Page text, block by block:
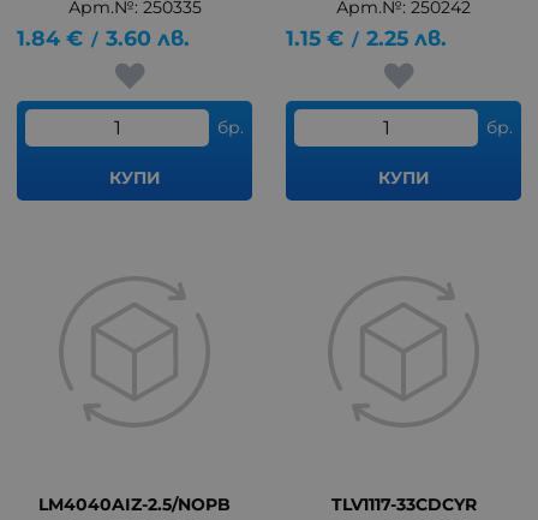
Арт.№: 250335
1.84 € / 3.60 лв.
бр.
КУПИ
Арт.№: 250242
1.15 € / 2.25 лв.
бр.
КУПИ
LM4040AIZ-2.5/NOPB
TLV1117-33CDCYR